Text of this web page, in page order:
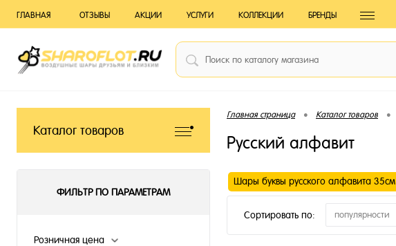
ГЛАВНАЯ ОТЗЫВЫ АКЦИИ УСЛУГИ КОЛЛЕКЦИИ БРЕНДЫ
Каталог товаров
ФИЛЬТР ПО ПАРАМЕТРАМ
Розничная цена
Главная страница • Каталог товаров •
Русский алфавит
Шары буквы русского алфавита 35см
Сортировать по: популярности